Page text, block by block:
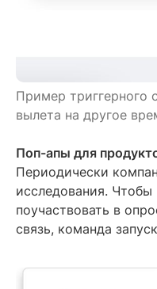
Пример триггерного
вылета на другое
Поп-апы для
Периодически
исследования. Чтобы
поучаствовать в
связь, команда